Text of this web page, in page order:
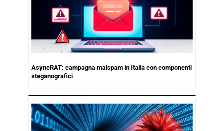
AsyncRAT: campagna malspam in Italia con componenti
steganografici